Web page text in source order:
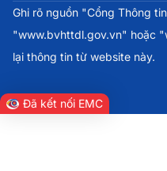
Ghi rõ nguồn "Cổng Thông
"www.bvhttdl.gov.vn" hoặc
lại thông tin từ website này.
Đã kết nối EMC